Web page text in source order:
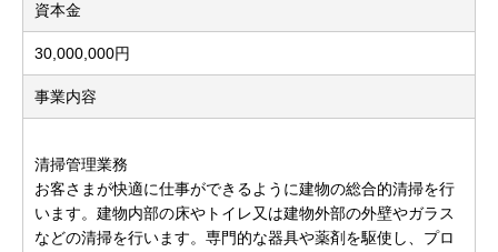
資本金
30,000,000円
事業内容
清掃管理業務
お客さまが快適に仕事ができるように建物の総合的清掃を行
います。建物内部の床やトイレ又は建物外部の外壁やガラス
などの清掃を行います。専門的な器具や薬剤を駆使し、プロ